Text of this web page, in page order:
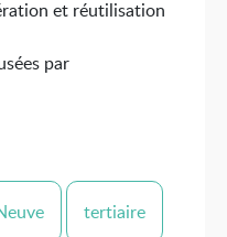
et réutilisation
par
tertiaire